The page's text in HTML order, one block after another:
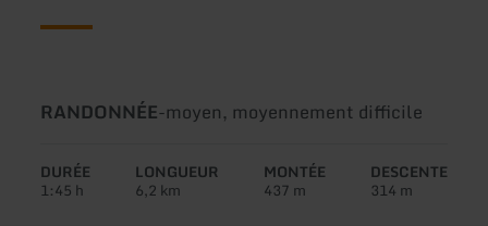
Type
circuit:
RANDONNÉE-Difficulté:
moyen, moyennement difficile
DURÉE
1:45 h
LONGUEUR
6,2 km
MONTÉE
437 m
DESCENTE
314 m